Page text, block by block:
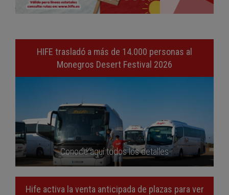
HIFE trasladó a más de 14.000 personas al
Monegros Desert Festival 2026
Conoce aquí todos los detalles
Hife activa la venta anticipada de plazas para ver